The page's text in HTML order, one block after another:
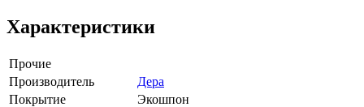
Характеристики
Прочие
Производитель
Дера
Покрытие
Экошпон